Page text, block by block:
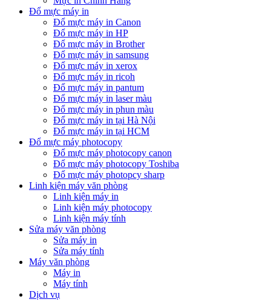
Đổ mực máy in
Đổ mực máy in Canon
Đổ mực máy in HP
Đổ mực máy in Brother
Đổ mực máy in samsung
Đổ mực máy in xerox
Đổ mực máy in ricoh
Đổ mực máy in pantum
Đổ mực máy in laser màu
Đổ mực máy in phun màu
Đổ mực máy in tại Hà Nội
Đổ mực máy in tại HCM
Đổ mực máy photocopy
Đổ mực máy photocopy canon
Đổ mực máy photocopy Toshiba
Đổ mực máy photopcy sharp
Linh kiện máy văn phòng
Linh kiện máy in
Linh kiện máy photocopy
Linh kiện máy tính
Sửa máy văn phòng
Sửa máy in
Sửa máy tính
Máy văn phòng
Máy in
Máy tính
Dịch vụ